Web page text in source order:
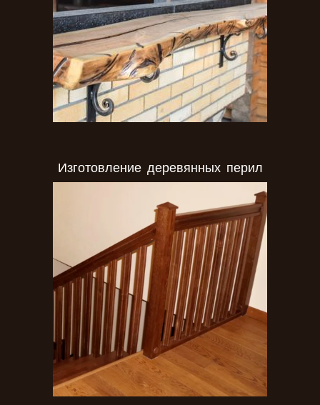
Изготовление деревянных перил